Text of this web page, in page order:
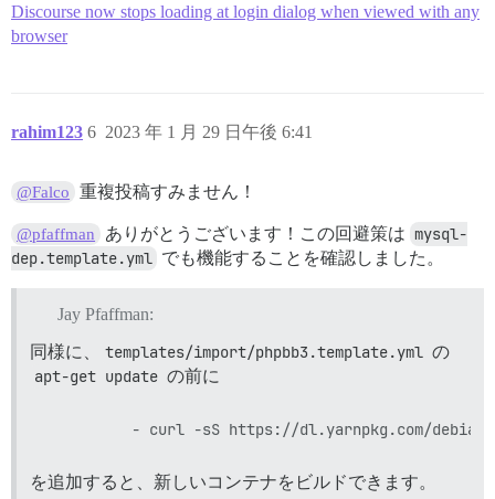
Discourse now stops loading at login dialog when viewed with any
browser
rahim123 2023 年 1 月 29 日午後 6:41
6
@Falco 重複投稿すみません！
@pfaffman ありがとうございます！この回避策は mysql-
dep.template.yml でも機能することを確認しました。
Jay Pfaffman:
同様に、
templates/import/phpbb3.template.yml の
apt-get update の前に
を追加すると、新しいコンテナをビルドできます。